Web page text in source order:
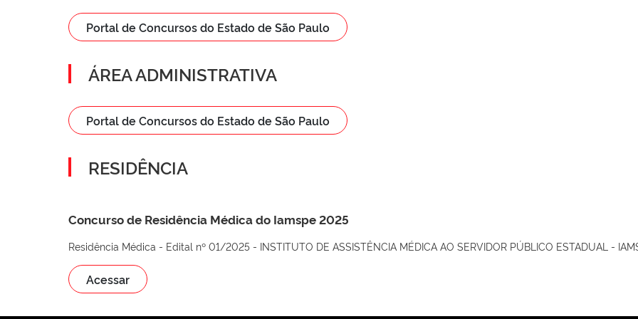
Portal de Concursos do Estado de São Paulo
ÁREA ADMINISTRATIVA
Portal de Concursos do Estado de São Paulo
RESIDÊNCIA
Concurso de Residência Médica do Iamspe 2025
Residência Médica - Edital nº 01/2025 - INSTITUTO DE ASSISTÊNCIA MÉDICA AO SERVIDOR PÚBLICO ESTADUAL -
Acessar